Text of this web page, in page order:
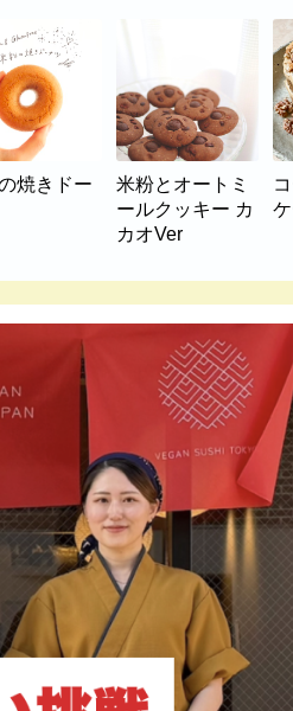
焼きドー
米粉とオートミ
ールクッキー カ
カオVer